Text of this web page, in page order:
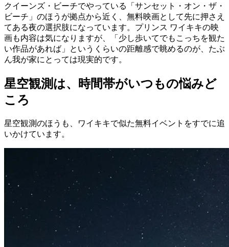
クイーンズ・ビーチでやっている「サンセット・オン・ザ・
ビーチ」のほうが拠点から近く、無料映画として先に押さえ
てある夜の選択肢になっています。プリンス ワイキキの映
画も内容は気になりますが、「少し歩いてでもこっちを観た
い作品があれば」というくらいの距離感で眺めるのが、たぶ
ん我が家にとっては現実的です。
星空観測は、時間帯がいつもの悩みど
ころ
星空観測のほうも、ワイキキで似た無料イベントをすでに追
いかけています。